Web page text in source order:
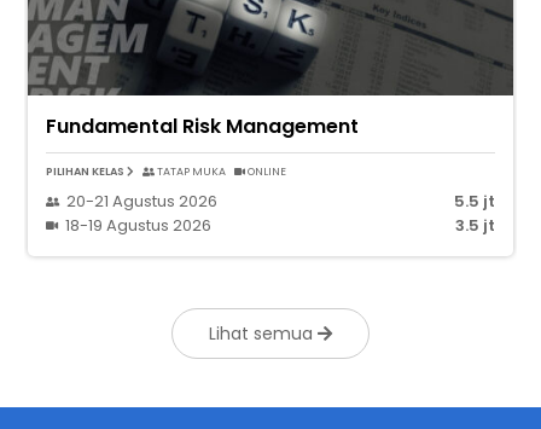
Fundamental Risk Management
PILIHAN KELAS TATAP MUKA ONLINE
20-21 Agustus 2026
5.5 jt
18-19 Agustus 2026
3.5 jt
Lihat semua